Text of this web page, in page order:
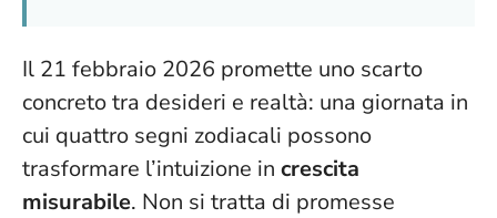
Il 21 febbraio 2026 promette uno scarto
concreto tra desideri e realtà: una giornata in
cui quattro segni zodiacali possono
trasformare l’intuizione in crescita
misurabile. Non si tratta di promesse